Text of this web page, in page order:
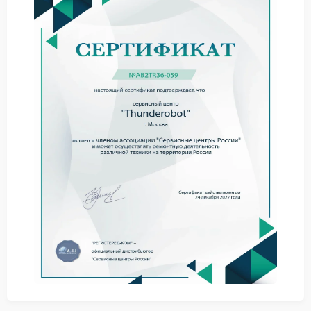
Базовая диагностика выполняется от 30 минут и
включает проверку питания, памяти и накопителя.
Расширенная диагностика с тестированием на
стендах занимает до одного дня. Простая замена
комплектующих обычно выполняется в течение
одного-двух дней. Сложные работы по ремонту
материнской платы и микропайке занимают от двух
до семи дней в зависимости от доступности
Частые поломки ПК
Перегрев процессора и графического модуля
вследствие загрязнения системы охлаждения и
Неисправности блока питания и повреждение
цепей питания на плате, проявляющиеся
внезапными отключениями.
Отказ жесткого диска или SSD с потерей данных